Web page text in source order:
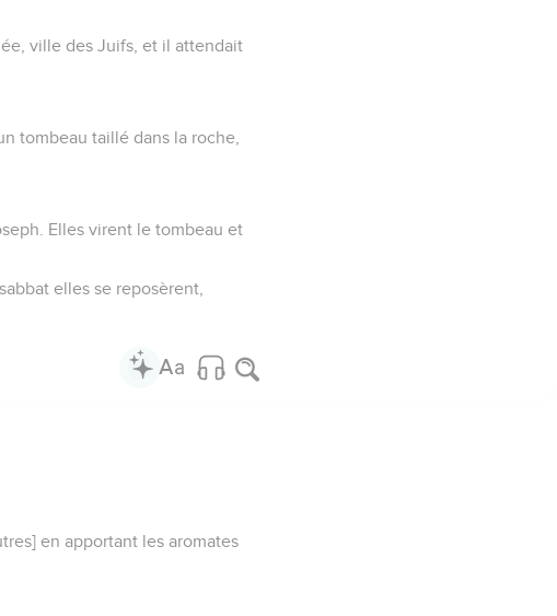
ville des Juifs, et il attendait
tombeau taillé dans la roche,
Elles virent le tombeau et
elles se reposèrent,
en apportant les aromates